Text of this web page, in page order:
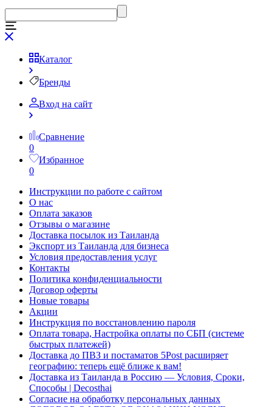
Каталог
Бренды
Вход на сайт
Сравнение
0
Избранное
0
Инструкции по работе с сайтом
О нас
Оплата заказов
Отзывы о магазине
Доставка посылок из Таиланда
Экспорт из Таиланда для бизнеса
Условия предоставления услуг
Контакты
Политика конфиденциальности
Договор оферты
Новые товары
Акции
Инструкция по восстановлению пароля
Оплата товара, Настройка оплаты по СБП (системе
быстрых платежей)
Доставка до ПВЗ и постаматов 5Post расширяет
географию: теперь ещё ближе к вам!
Доставка из Таиланда в Россию — Условия, Сроки,
Способы | Decosthai
Согласие на обработку персональных данных